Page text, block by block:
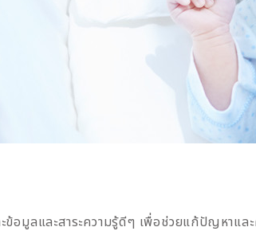
อมูลและสาระความรู้ดีๆ เพื่อช่วยแก้ปัญหาแ